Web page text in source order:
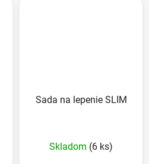
Sada na lepenie SLIM
Skladom (6 ks)